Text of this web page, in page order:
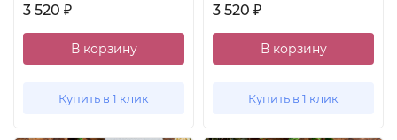
3 520 ₽
В корзину
Купить в 1 клик
3 520 ₽
В корзину
Купить в 1 клик